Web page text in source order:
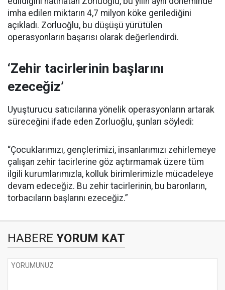
imha edilen miktarın 4,7 milyon köke gerilediğini
açıkladı. Zorluoğlu, bu düşüşü yürütülen
operasyonların başarısı olarak değerlendirdi.
‘Zehir tacirlerinin başlarını
ezeceğiz’
Uyuşturucu satıcılarına yönelik operasyonların artarak
süreceğini ifade eden Zorluoğlu, şunları söyledi:
“Çocuklarımızı, gençlerimizi, insanlarımızı zehirlemeye
çalışan zehir tacirlerine göz açtırmamak üzere tüm
ilgili kurumlarımızla, kolluk birimlerimizle mücadeleye
devam edeceğiz. Bu zehir tacirlerinin, bu baronların,
torbacıların başlarını ezeceğiz.”
HABERE YORUM KAT